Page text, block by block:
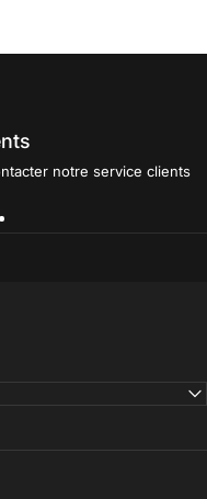
notre service clients